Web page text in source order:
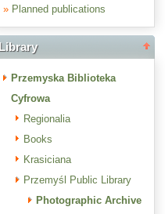
» Planned publications
Library
Przemyska Biblioteka
Cyfrowa
Regionalia
Books
Krasiciana
Przemyśl Public Library
Photographic Archive